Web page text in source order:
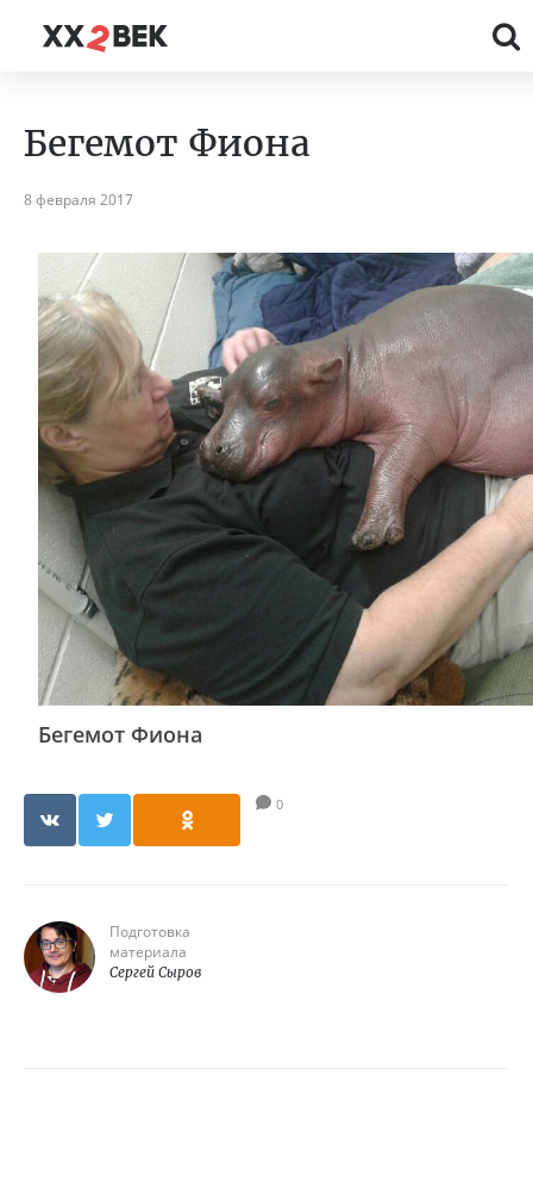
Бегемот Фиона
8 февраля 2017
Бегемот Фиона
0
Подготовка
материала
Сергей Сыров